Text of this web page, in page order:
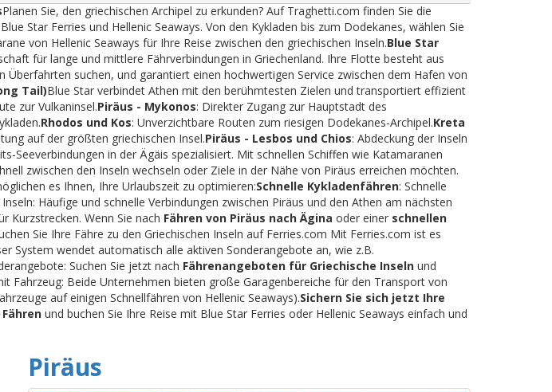
Planen Sie, den griechischen Archipel zu erkunden? Auf Traghetti.com finden Sie die
Star Ferries und Hellenic Seaways. Von den Kykladen bis zum Dodekanes, wählen Sie
von Hellenic Seaways für Ihre Reise zwischen den griechischen Inseln.Blue Star
für lange und mittlere Fährverbindungen in Griechenland. Ihre Flotte besteht aus
suchen, und garantiert einen hochwertigen Service zwischen dem Hafen von
Tail)Blue Star verbindet Athen mit den berühmtesten Zielen und transportiert effizient
zur Vulkaninsel.Piräus - Mykonos: Direkter Zugang zur Hauptstadt des
Rhodos und Kos: Unverzichtbare Routen zum riesigen Dodekanes-Archipel.Kreta
auf der größten griechischen Insel.Piräus - Lesbos und Chios: Abdeckung der Inseln
Seeverbindungen in der Ägäis spezialisiert. Mit schnellen Schiffen wie Katamaranen
zwischen den Inseln wechseln oder Ziele in der Nähe von Piräus erreichen möchten.
es Ihnen, Ihre Urlaubszeit zu optimieren:Schnelle Kykladenfähren: Schnelle
Inseln: Häufige und schnelle Verbindungen zwischen Piräus und den Athen am nächsten
Kurzstrecken. Wenn Sie nach Fähren von Piräus nach Ägina oder einer schnellen
Sie Ihre Fähre zu den Griechischen Inseln auf Ferries.com Mit Ferries.com ist es
System wendet automatisch alle aktiven Sonderangebote an, wie z.B.
Suchen Sie jetzt nach Fährenangeboten für Griechische Inseln und
Fahrzeug: Beide Unternehmen bieten große Garagenbereiche für den Transport von
auf einigen Schnellfähren von Hellenic Seaways).Sichern Sie sich jetzt Ihre
und buchen Sie Ihre Reise mit Blue Star Ferries oder Hellenic Seaways einfach und
Piräus